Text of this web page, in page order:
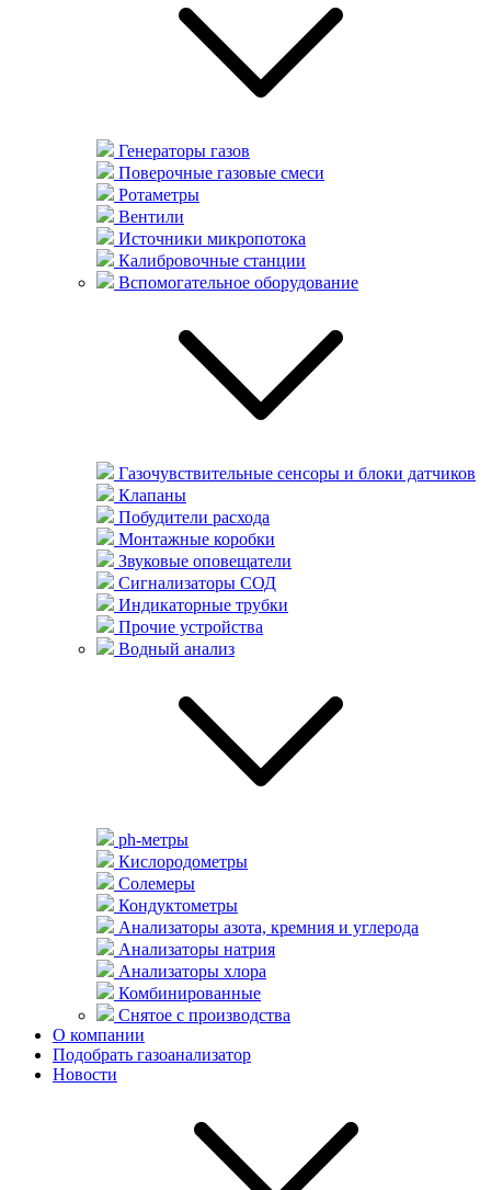
Генераторы газов
Поверочные газовые смеси
Ротаметры
Вентили
Источники микропотока
Калибровочные станции
Вспомогательное оборудование
Газочувствительные сенсоры и блоки датчиков
Клапаны
Побудители расхода
Монтажные коробки
Звуковые оповещатели
Сигнализаторы СОД
Индикаторные трубки
Прочие устройства
Водный анализ
ph-метры
Кислородометры
Солемеры
Кондуктометры
Анализаторы азота, кремния и углерода
Анализаторы натрия
Анализаторы хлора
Комбинированные
Снятое с производства
О компании
Подобрать газоанализатор
Новости